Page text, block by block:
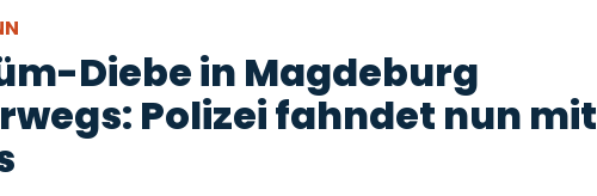
Diebe in Magdeburg
Polizei fahndet nun mit